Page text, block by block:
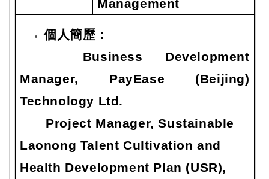
Management
個人簡歷：
Business Development
Manager, PayEase (Beijing)
Technology Ltd.
Project Manager, Sustainable
Laonong Talent Cultivation and
Health Development Plan (USR),